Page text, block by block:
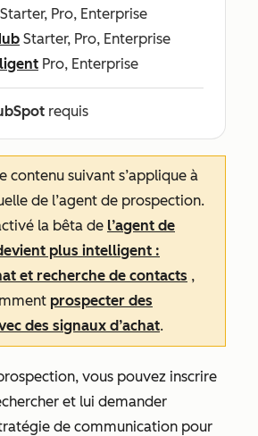
Starter, Pro, Enterprise
Starter, Pro, Enterprise
Pro, Enterprise
requis
contenu suivant s’applique à
de l’agent de prospection.
la bêta de l’agent de
plus intelligent :
et recherche de contacts ,
prospecter des
des signaux d’achat.
vous pouvez inscrire
et lui demander
de communication pour